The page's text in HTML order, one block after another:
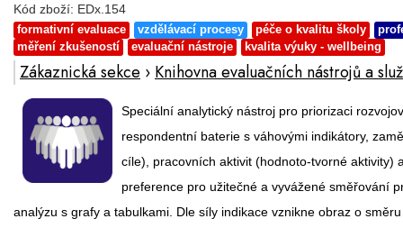
Kód zboží: EDx.154
formativní evaluace vzdělávací procesy péče o kvalitu školy
měření zkušeností
evaluační nástroje kvalita výuky - wellbeing
Zákaznická sekce › Knihovna evaluačních nástrojů a
Speciální analytický nástroj pro priorizaci
respondentní baterie s váhovými indikátory,
cíle), pracovních aktivit (hodnoto-tvorné aktivity)
preference pro užitečné a vyvážené směřování
analýzu s grafy a tabulkami. Dle síly indikace vznikne obraz o